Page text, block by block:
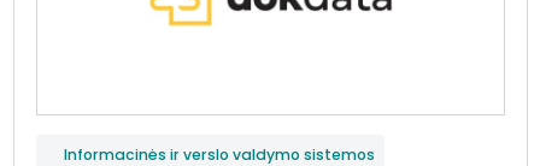
Informacinės ir verslo valdymo sistemos